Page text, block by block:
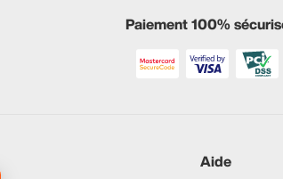
Paiement 100%
Aide